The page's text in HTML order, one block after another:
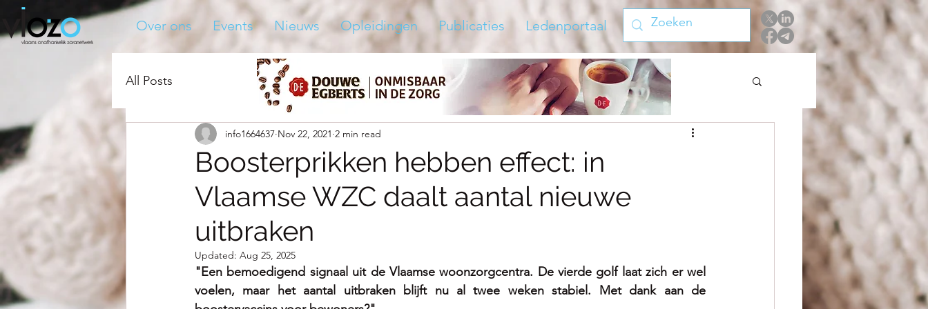
Over ons Events Nieuws Opleidingen Publicaties Ledenportaal
All Posts
Boosterprikken hebben effect: in
Vlaamse WZC daalt aantal nieuwe
uitbraken
info1664637 Nov 22, 2021 2 min read
Updated: Aug 25, 2025
"Een bemoedigend signaal uit de Vlaamse woonzorgcentra. De vierde golf laat zich er wel
voelen, maar het aantal uitbraken blijft nu al twee weken stabiel. Met dank aan de